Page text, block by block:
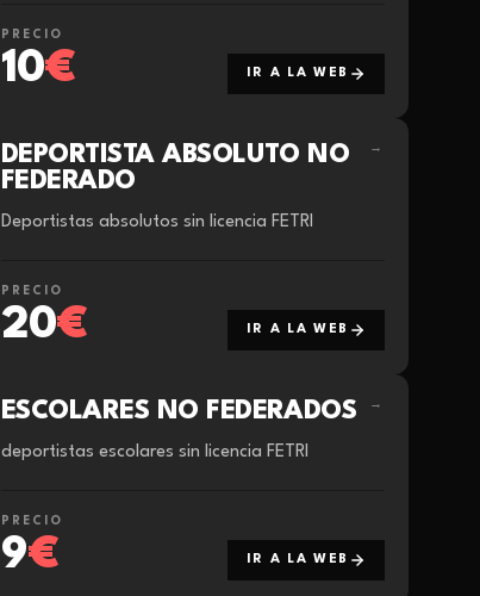
PRECIO
10€ IR A LA WEB
DEPORTISTA ABSOLUTO NO
FEDERADO
→
Deportistas absolutos sin licencia FETRI
PRECIO
20€ IR A LA WEB
ESCOLARES NO FEDERADOS →
deportistas escolares sin licencia FETRI
PRECIO
9€ IR A LA WEB